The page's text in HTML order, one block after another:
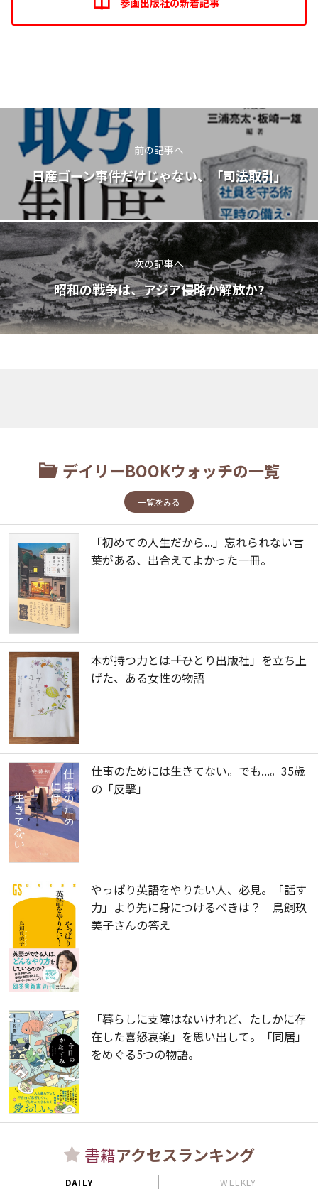
参画出版社の新着記事
前の記事へ
日産ゴーン事件だけじゃない、「司法取引」
次の記事へ
昭和の戦争は、アジア侵略か解放か?
デイリーBOOKウォッチの一覧
一覧をみる
「初めての人生だから...」忘れられない言
葉がある、出合えてよかった一冊。
本が持つ力とは――「ひとり出版社」を立ち上
げた、ある女性の物語
仕事のためには生きてない。でも...。35歳
の「反撃」
やっぱり英語をやりたい人、必見。「話す
力」より先に身につけるべきは？ 鳥飼玖
美子さんの答え
「暮らしに支障はないけれど、たしかに存
在した喜怒哀楽」を思い出して。「同居」
をめぐる5つの物語。
書籍アクセスランキング
DAILY WEEKLY